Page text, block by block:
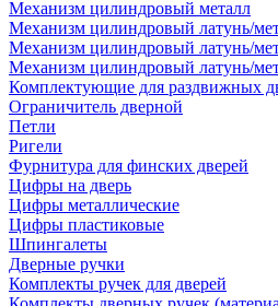
Механизм цилиндровый металл
Механизм цилиндровый латунь/
Механизм цилиндровый латунь/
Механизм цилиндровый латунь/
Комплектующие для раздвижных
Ограничитель дверной
Петли
Ригели
Фурнитура для финских дверей
Цифры на дверь
Цифры металлические
Цифры пластиковые
Шпингалеты
Дверные ручки
Комплекты ручек для дверей